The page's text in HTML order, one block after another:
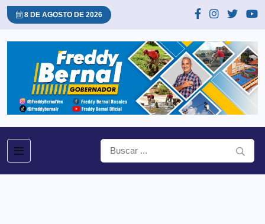
8 DE AGOSTO DE 2026